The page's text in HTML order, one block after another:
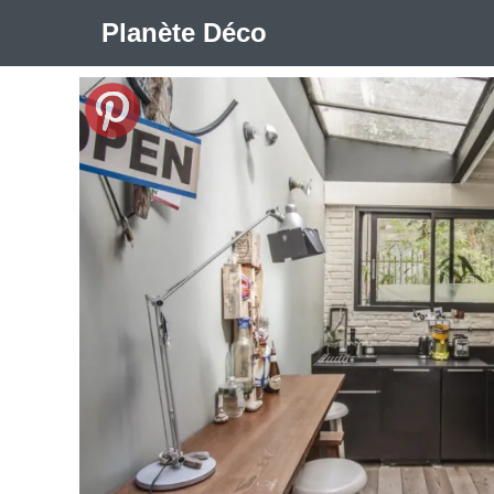
Planète Déco
🛍︎ Shop Planète Déco
Appartement Design Cabanes Decoration Noël
Méli-Mélo Suédois
Publi Reportage Tendance
Maison Appartement Écologique
Maison Container/
Question De Style
Renovation Revue De Week End